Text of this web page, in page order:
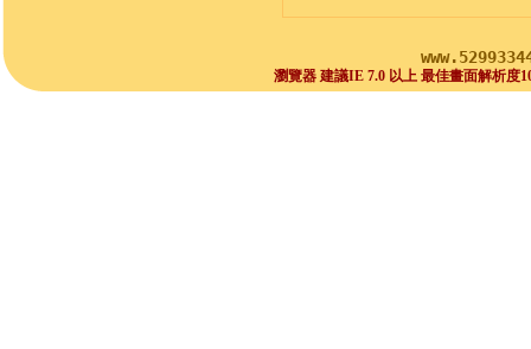
瀏覽器 建議IE 7.0 以上 最佳畫面解析度